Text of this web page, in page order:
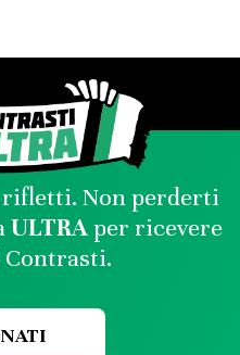
rifletti. Non perderti
ULTRAper ricevere